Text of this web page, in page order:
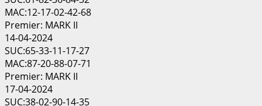
MAC:12-17-02-42-68
Premier: MARK II
14-04-2024
SUC:65-33-11-17-27
MAC:87-20-88-07-71
Premier: MARK II
17-04-2024
SUC:38-02-90-14-35